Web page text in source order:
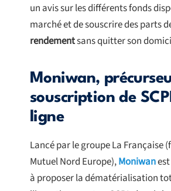
un avis sur les différents fonds
marché et de souscrire des parts
rendementsans quitter son
Moniwan,
souscription de
ligne
Lancé par le groupe La Française
Mutuel Nord Europe),Moniwan
à proposer la dématérialisation